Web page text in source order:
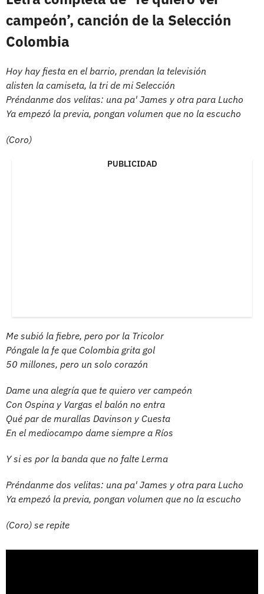
campeón’, canción de la Selección
Colombia
Hoy hay fiesta en el barrio, prendan la televisión
alisten la camiseta, la tri de mi Selección
Préndanme dos velitas: una pa' James y otra para Lucho
Ya empezó la previa, pongan volumen que no la escucho
(Coro)
PUBLICIDAD
Me subió la fiebre, pero por la Tricolor
Póngale la fe que Colombia grita gol
50 millones, pero un solo corazón
Dame una alegría que te quiero ver campeón
Con Ospina y Vargas el balón no entra
Qué par de murallas Davinson y Cuesta
En el mediocampo dame siempre a Ríos
Y si es por la banda que no falte Lerma
Préndanme dos velitas: una pa' James y otra para Lucho
Ya empezó la previa, pongan volumen que no la escucho
(Coro) se repite